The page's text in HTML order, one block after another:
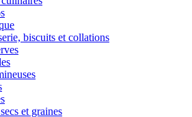
biscuits et collations
et graines